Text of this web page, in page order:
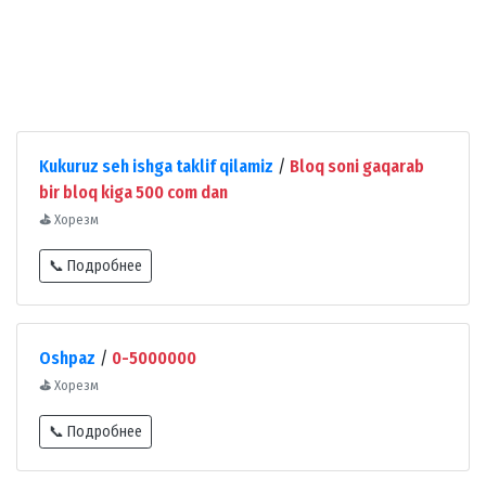
Kukuruz seh ishga taklif qilamiz / Bloq soni gaqarab
bir bloq kiga 500 com dan
⛳ Хорезм
📞 Подробнее
Oshpaz / 0-5000000
⛳ Хорезм
📞 Подробнее